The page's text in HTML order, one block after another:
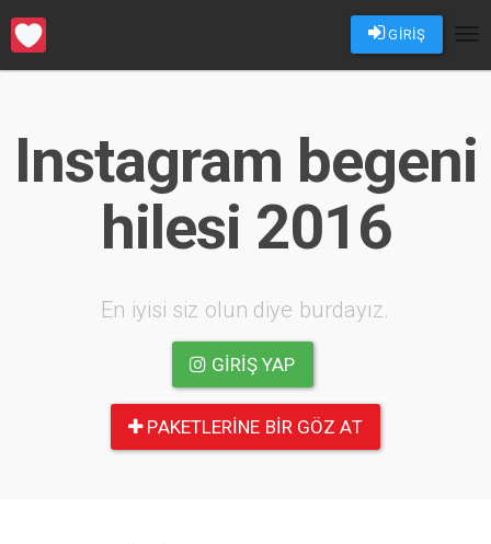
GİRİŞ
Instagram begeni
hilesi 2016
En iyisi siz olun diye burdayız.
GIRIŞ YAP
PAKETLERINE BIR GÖZ AT